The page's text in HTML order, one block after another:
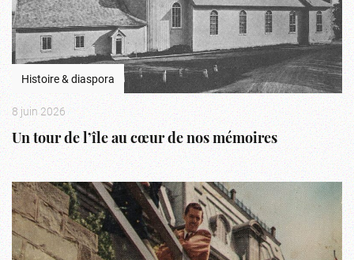
Histoire & diaspora
8 juin 2026
Un tour de l’île au cœur de nos mémoires